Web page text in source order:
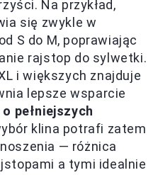
Na przykład,
się zwykle w
S do M, poprawiając
rajstop do sylwetki.
i większych znajduje
lepsze wsparcie
pełniejszych
klina potrafi zatem
— różnica
a tymi idealnie